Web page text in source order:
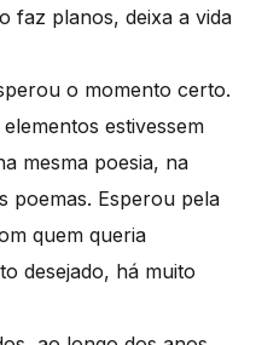
faz planos, deixa a vida
o momento certo.
estivessem
mesma poesia, na
poemas. Esperou pela
quem queria
desejado, há muito